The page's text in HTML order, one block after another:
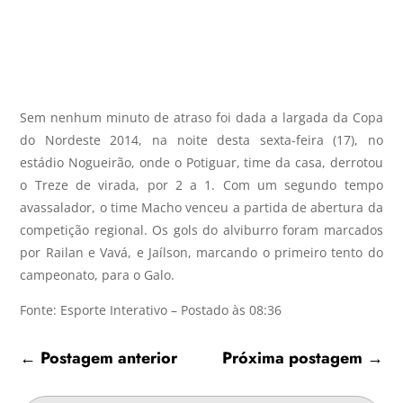
Sem nenhum minuto de atraso foi dada a largada da Copa
do Nordeste 2014, na noite desta sexta-feira (17), no
estádio Nogueirão, onde o Potiguar, time da casa, derrotou
o Treze de virada, por 2 a 1. Com um segundo tempo
avassalador, o time Macho venceu a partida de abertura da
competição regional. Os gols do alviburro foram marcados
por Railan e Vavá, e Jaílson, marcando o primeiro tento do
campeonato, para o Galo.
Fonte: Esporte Interativo – Postado às 08:36
← Postagem anterior Próxima postagem →